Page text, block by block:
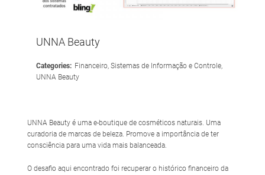
UNNA Beauty
Categories: Financeiro, Sistemas de Informação e Controle,
UNNA Beauty
UNNA Beauty é uma e-boutique de cosméticos naturais. Uma
curadoria de marcas de beleza. Promove a importância de ter
consciência para uma vida mais balanceada.
O desafio aqui encontrado foi recuperar o histórico financeiro da